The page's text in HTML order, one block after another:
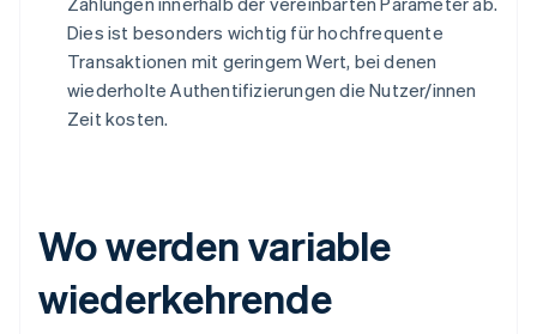
Dies ist besonders wichtig für hochfrequente
Transaktionen mit geringem Wert, bei denen
wiederholte Authentifizierungen die Nutzer/innen
Zeit kosten.
Wo werden variable
wiederkehrende